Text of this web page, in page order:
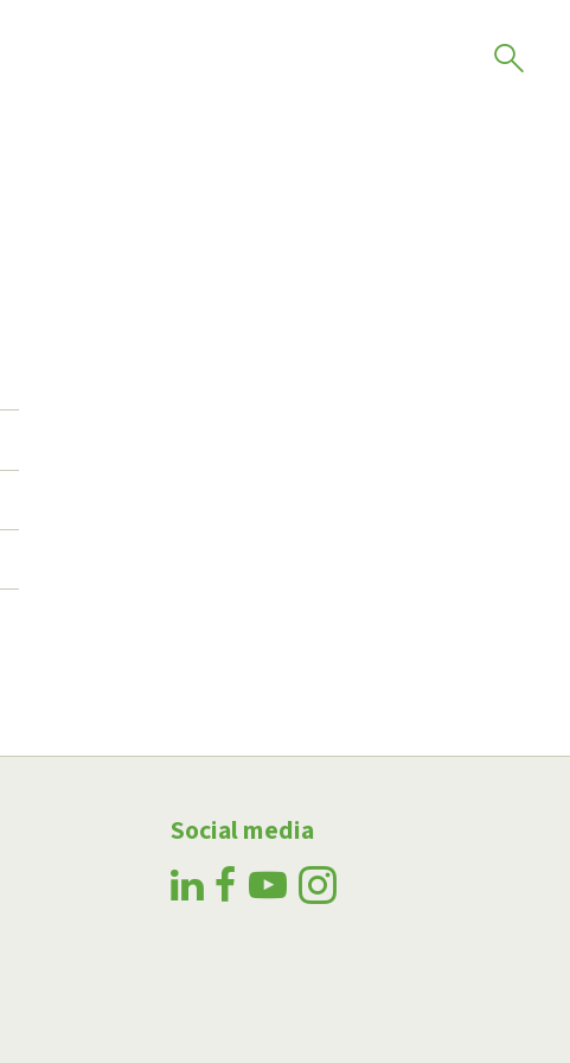
Social media